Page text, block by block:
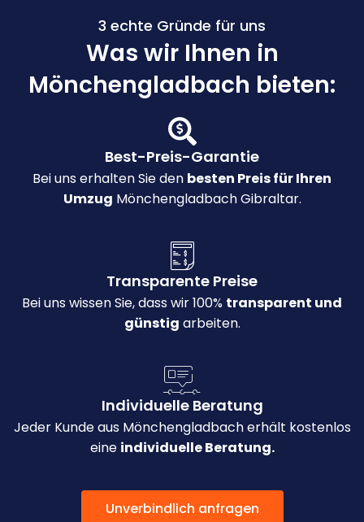
3 echte Gründe für uns
Was wir Ihnen in
Mönchengladbach bieten:
Best-Preis-Garantie
Bei uns erhalten Sie den besten Preis für Ihren
Umzug Mönchengladbach Gibraltar.
Transparente Preise
Bei uns wissen Sie, dass wir 100% transparent und
günstig arbeiten.
Individuelle Beratung
Jeder Kunde aus Mönchengladbach erhält kostenlos
eine individuelle Beratung.
Unverbindlich anfragen